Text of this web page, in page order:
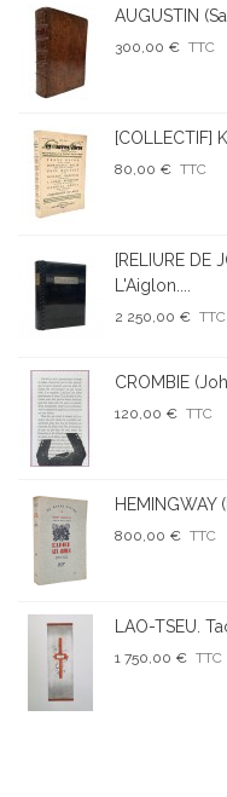
AUGUSTIN
300,00 € TTC
[COLLECTIF]
80,00 € TTC
[RELIURE DE
L'Aiglon....
2 250,00 € TTC
CROMBIE
120,00 € TTC
HEMINGWAY
800,00 € TTC
LAO-TSEU.
1 750,00 € TTC